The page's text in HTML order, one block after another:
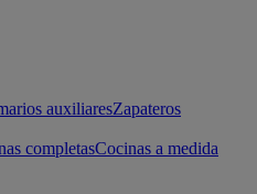
auxiliaresZapateros
completasCocinas a medida